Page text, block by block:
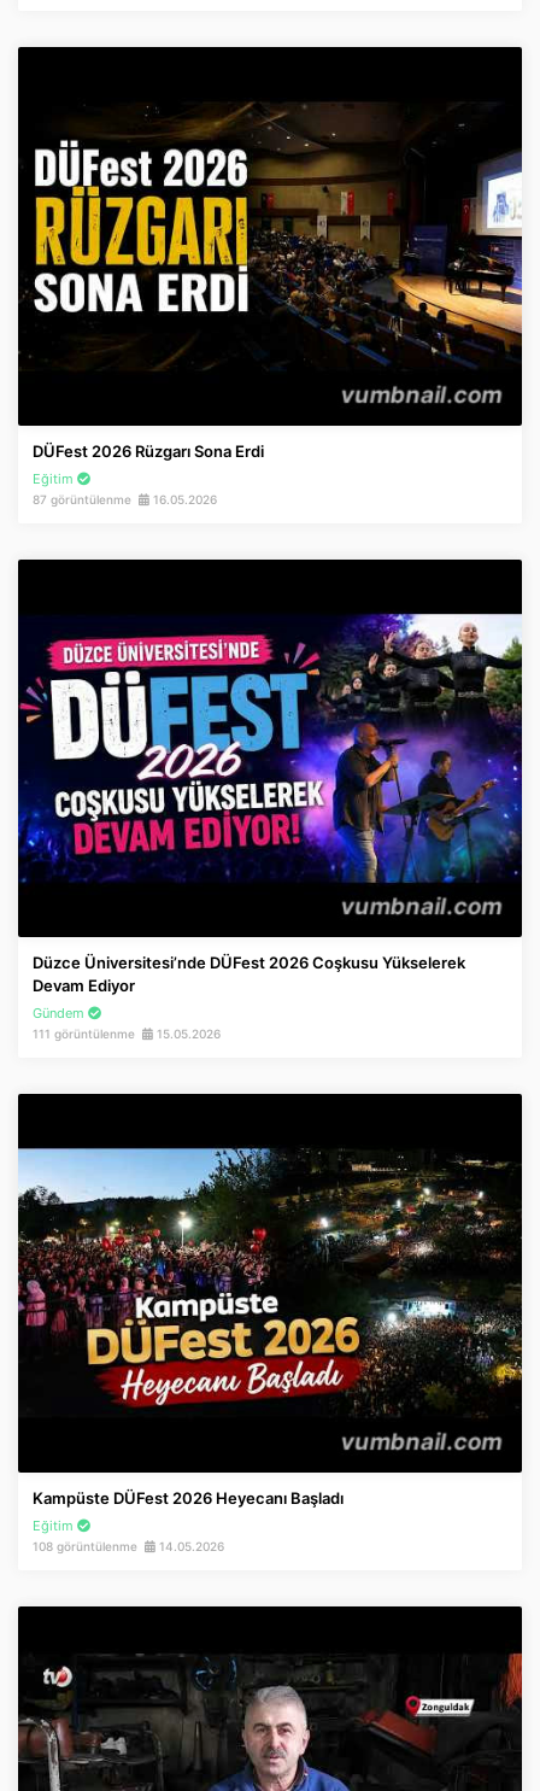
DÜFest 2026 Rüzgarı Sona Erdi
Eğitim
87 görüntülenme 16.05.2026
Düzce Üniversitesi’nde DÜFest 2026 Coşkusu Yükselerek
Devam Ediyor
Gündem
111 görüntülenme 15.05.2026
Kampüste DÜFest 2026 Heyecanı Başladı
Eğitim
108 görüntülenme 14.05.2026